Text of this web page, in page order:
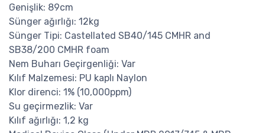
Genişlik: 89cm
Sünger ağırlığı: 12kg
Sünger Tipi: Castellated SB40/145 CMHR and
SB38/200 CMHR foam
Nem Buharı Geçirgenliği: Var
Kılıf Malzemesi: PU kaplı Naylon
Klor direnci: 1% (10,000ppm)
Su geçirmezlik: Var
Kılıf ağırlığı: 1,2 kg